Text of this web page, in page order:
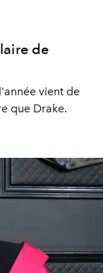
de
vient de
que Drake.